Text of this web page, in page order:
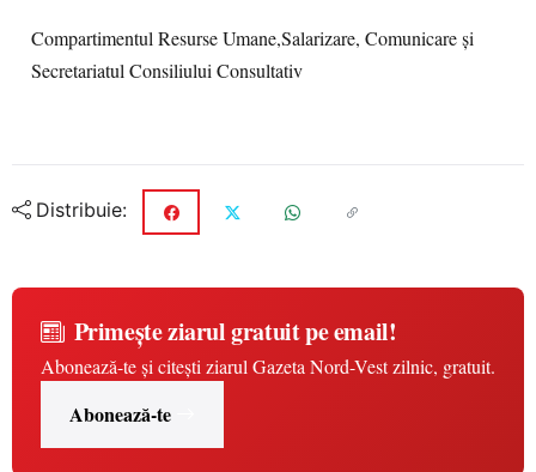
Compartimentul Resurse Umane,Salarizare, Comunicare și
Secretariatul Consiliului Consultativ
Distribuie:
Primește ziarul gratuit pe email!
Abonează-te și citești ziarul Gazeta Nord-Vest zilnic, gratuit.
Abonează-te